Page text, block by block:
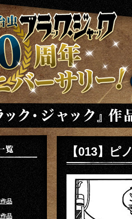
ジャック 40周年アニバーサリー
ジャック」
品
品
【013】ピ